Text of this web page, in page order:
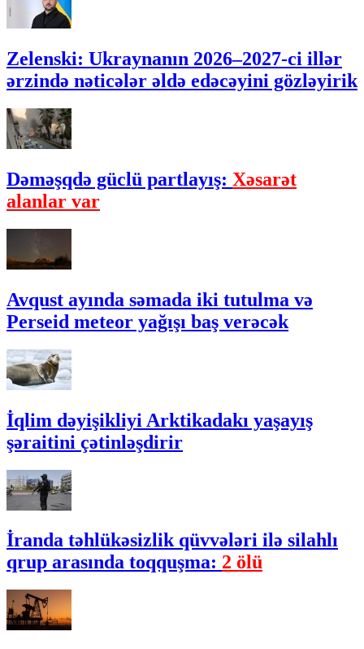
Zelenski: Ukraynanın 2026–2027-ci illər
ərzində nəticələr əldə edəcəyini gözləyirik
Dəməşqdə güclü partlayış: Xəsarət
alanlar var
Avqust ayında səmada iki tutulma və
Perseid meteor yağışı baş verəcək
İqlim dəyişikliyi Arktikadakı yaşayış
şəraitini çətinləşdirir
İranda təhlükəsizlik qüvvələri ilə silahlı
qrup arasında toqquşma: 2 ölü